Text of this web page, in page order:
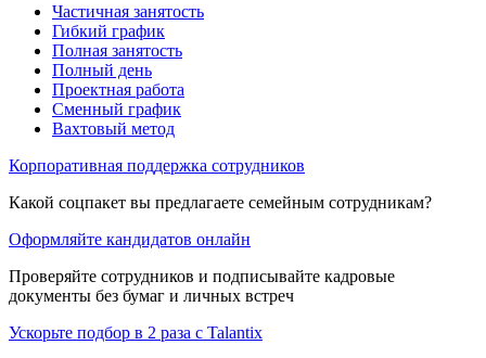
Частичная занятость
Гибкий график
Полная занятость
Полный день
Проектная работа
Сменный график
Вахтовый метод
Корпоративная поддержка сотрудников
Какой соцпакет вы предлагаете семейным сотрудникам?
Оформляйте кандидатов онлайн
Проверяйте сотрудников и подписывайте кадровые
документы без бумаг и личных встреч
Ускорьте подбор в 2 раза с Talantix